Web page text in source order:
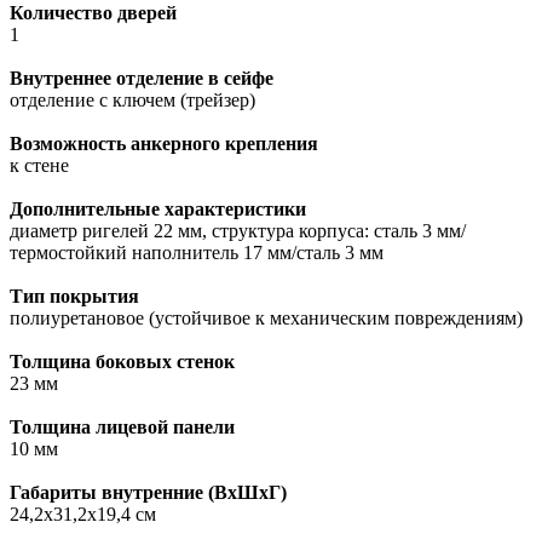
Количество дверей
1
Внутреннее отделение в сейфе
отделение с ключем (трейзер)
Возможность анкерного крепления
к стене
Дополнительные характеристики
диаметр ригелей 22 мм, структура корпуса: сталь 3 мм/
термостойкий наполнитель 17 мм/сталь 3 мм
Тип покрытия
полиуретановое (устойчивое к механическим повреждениям)
Толщина боковых стенок
23 мм
Толщина лицевой панели
10 мм
Габариты внутренние (ВxШxГ)
24,2х31,2х19,4 см